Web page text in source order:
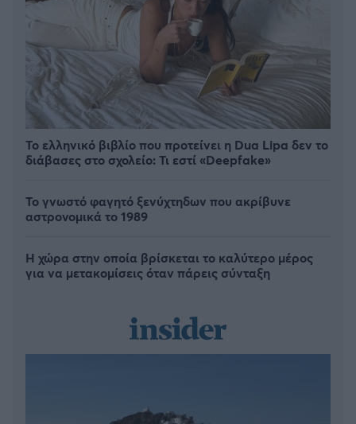
Το ελληνικό βιβλίο που προτείνει η Dua Lipa δεν το
διάβασες στο σχολείο: Τι εστί «Deepfake»
Το γνωστό φαγητό ξενύχτηδων που ακρίβυνε
αστρονομικά το 1989
Η χώρα στην οποία βρίσκεται το καλύτερο μέρος
για να μετακομίσεις όταν πάρεις σύνταξη